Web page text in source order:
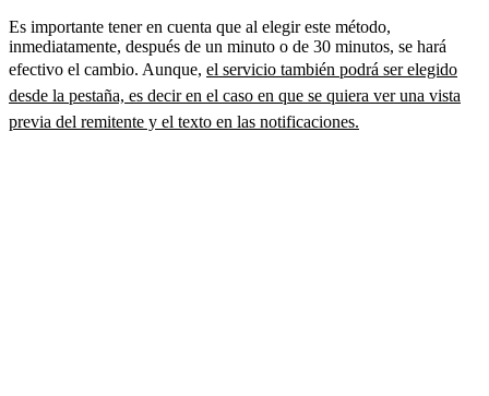
Es importante tener en cuenta que al elegir este método,
inmediatamente, después de un minuto o de 30 minutos, se hará
efectivo el cambio. Aunque, el servicio también podrá ser elegido
desde la pestaña, es decir en el caso en que se quiera ver una vista
previa del remitente y el texto en las notificaciones.